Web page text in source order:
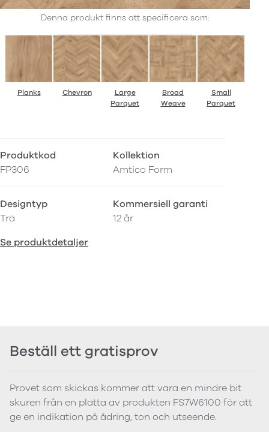
Denna produkt finns att specificera som:
Planks Chevron
Large
Parquet
Broad
Weave
Small
Parquet
Produktkod
FP306
Kollektion
Amtico Form
Designtyp
Trä
Kommersiell garanti
12 år
Se produktdetaljer
Beställ ett gratisprov
Provet som skickas kommer att vara en mindre bit
skuren från en platta av produkten FS7W6100 för att
ge en indikation på ådring, ton och utseende.